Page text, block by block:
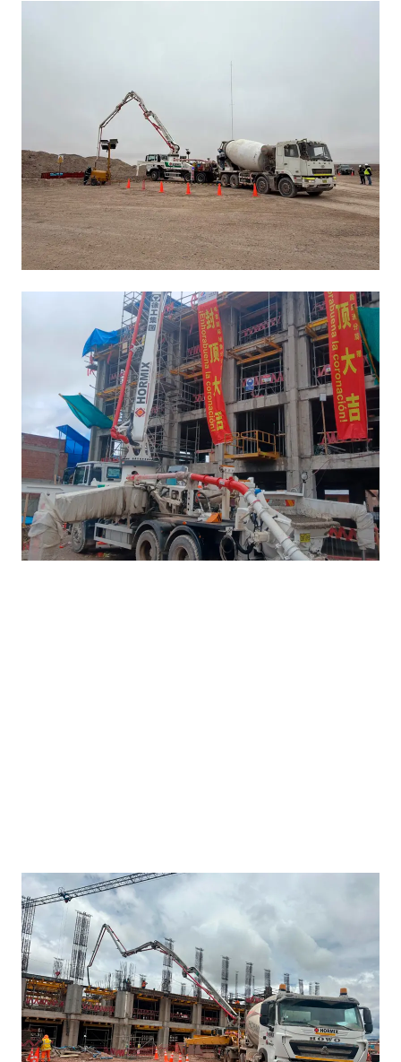
Parque Eólico Caravelí
Terminado
Obra IE Agustín Gamarra –
Anta Cusco
Terminado